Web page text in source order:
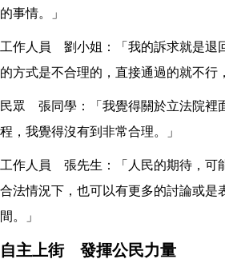
的事情。」
工作人員 劉小姐：「我的訴求就是退
的方式是不合理的，直接通過的就不行
民眾 張同學：「我覺得關於立法院裡
程，我覺得沒有到非常合理。」
工作人員 張先生：「人民的期待，可
合法情況下，也可以有更多的討論或是
間。」
自主上街 發揮公民力量